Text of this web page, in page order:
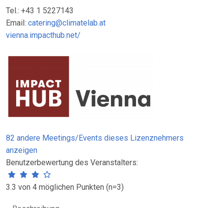
Tel.: +43 1 5227143
Email: catering@climatelab.at
vienna.impacthub.net/
82 andere Meetings/Events dieses Lizenznehmers
anzeigen
Benutzerbewertung des Veranstalters:
3.3 von 4 möglichen Punkten (n=3)